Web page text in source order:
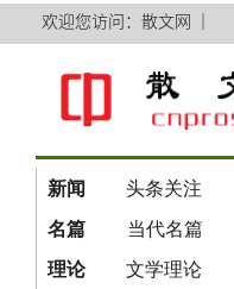
欢迎您访问：散文网 ｜
新闻 头条关注
名篇
当代名篇
理论
文学理论